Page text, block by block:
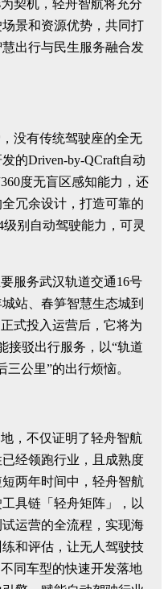
契机，轻舟智航将充分
景和资源优势，共同打
出行与民生服务融合发
没有传统驾驶座的全无
的Driven-by-QCraft自动
度无盲区感知能力，还
冗余设计，打造可靠的
别自动驾驶能力，可灵
服务武汉轨道交通16号
站、春笋智慧生态城到
式投入运营后，它将为
接驳出行服务，以“轨道
公里”的出行烦恼。
，不仅证明了轻舟智航
经领跑行业，且成熟度
两年时间中，轻舟智航
具链「轻舟矩阵」，以
运营的全流程，实现海
和评估，让无人驾驶技
同车型的快速开发落地